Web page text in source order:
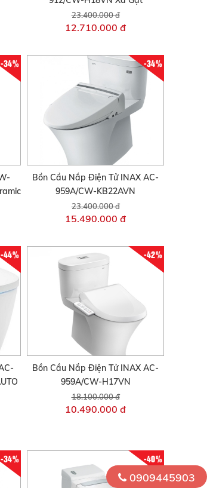
23.400.000 đ
12.710.000 đ
-34% -34%
Bồn Cầu Nắp Điện Tử INAX AC-
959A/CW-KB22AVN
23.400.000 đ
15.490.000 đ
-44% -42%
Bồn Cầu Nắp Điện Tử INAX AC-
959A/CW-H17VN
18.100.000 đ
10.490.000 đ
-34% -40%
0909445903